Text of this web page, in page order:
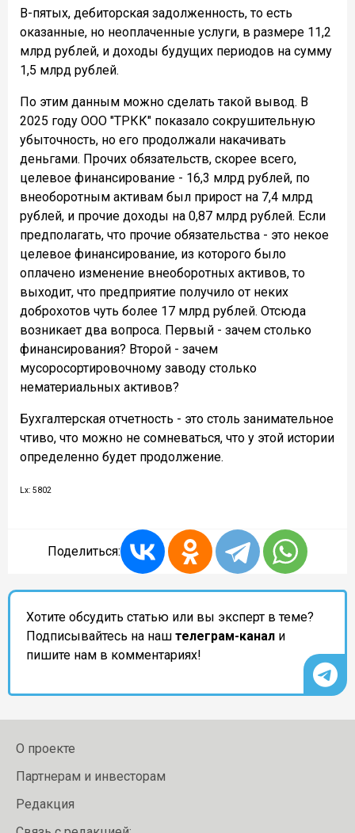
В-пятых, дебиторская задолженность, то есть
оказанные, но неоплаченные услуги, в размере 11,2
млрд рублей, и доходы будущих периодов на сумму
1,5 млрд рублей.
По этим данным можно сделать такой вывод. В
2025 году ООО "ТРКК" показало сокрушительную
убыточность, но его продолжали накачивать
деньгами. Прочих обязательств, скорее всего,
целевое финансирование - 16,3 млрд рублей, по
внеоборотным активам был прирост на 7,4 млрд
рублей, и прочие доходы на 0,87 млрд рублей. Если
предполагать, что прочие обязательства - это некое
целевое финансирование, из которого было
оплачено изменение внеоборотных активов, то
выходит, что предприятие получило от неких
доброхотов чуть более 17 млрд рублей. Отсюда
возникает два вопроса. Первый - зачем столько
финансирования? Второй - зачем
мусоросортировочному заводу столько
нематериальных активов?
Бухгалтерская отчетность - это столь занимательное
чтиво, что можно не сомневаться, что у этой истории
определенно будет продолжение.
Lx: 5802
Поделиться:
Хотите обсудить статью или вы эксперт в теме?
Подписывайтесь на наш телеграм-канал и
пишите нам в комментариях!
О проекте
Партнерам и инвесторам
Редакция